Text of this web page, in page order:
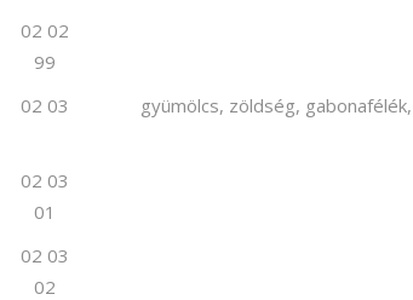
02 02
99
02 03
gyümölcs, zöldség,
02 03
01
02 03
02